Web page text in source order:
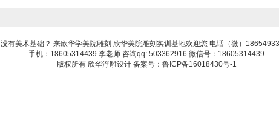
没有美术基础？ 来欣华学美院雕刻 欣华美院雕刻实训基地欢迎您 电话（微）
手机：18605314439 李老师 咨询qq: 503362916 微信号：18605314439
版权所有 欣华浮雕设计 备案号：鲁ICP备16018430号-1